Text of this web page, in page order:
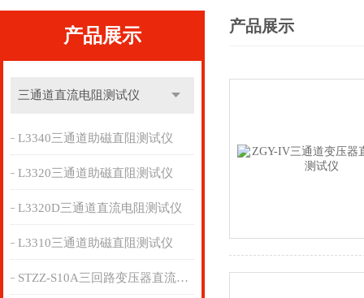
产品展示
三通道直流电阻测试仪
L3340三通道助磁直阻测试仪
L3320三通道助磁直阻测试仪
L3320D三通道直流电阻测试仪
L3310三通道助磁直阻测试仪
STZZ-S10A三回路变压器直流电阻测试仪
产品展示